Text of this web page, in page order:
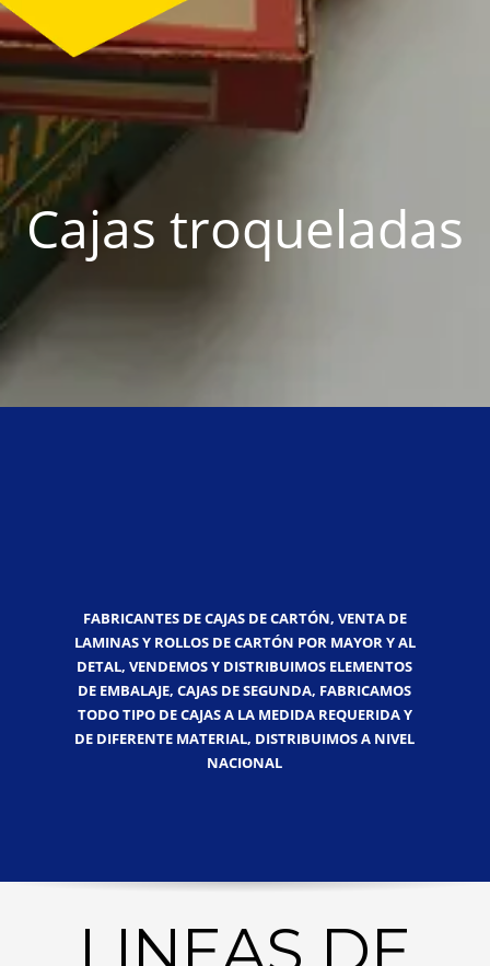
Cajas troqueladas
FABRICANTES DE CAJAS DE CARTÓN, VENTA DE
LAMINAS Y ROLLOS DE CARTÓN POR MAYOR Y AL
DETAL, VENDEMOS Y DISTRIBUIMOS ELEMENTOS
DE EMBALAJE, CAJAS DE SEGUNDA, FABRICAMOS
TODO TIPO DE CAJAS A LA MEDIDA REQUERIDA Y
DE DIFERENTE MATERIAL, DISTRIBUIMOS A NIVEL
NACIONAL
LINEAS DE